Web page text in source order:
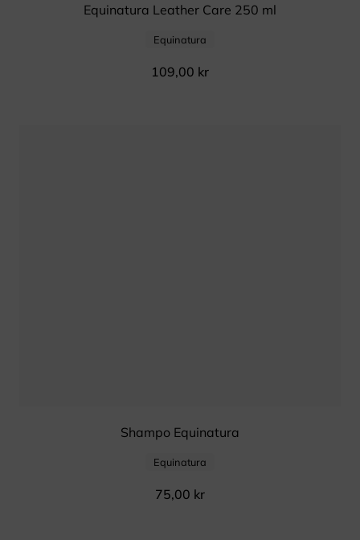
Equinatura Leather Care 250 ml
Equinatura
109,00 kr
Shampo Equinatura
Equinatura
75,00 kr